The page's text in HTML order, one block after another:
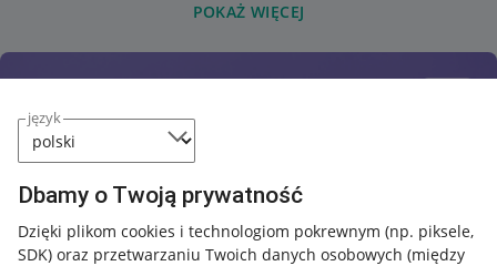
język
Dbamy o Twoją prywatność
Dzięki plikom cookies i technologiom pokrewnym (np. piksele,
SDK) oraz przetwarzaniu Twoich danych osobowych (między
POKAŻ WIĘCEJ